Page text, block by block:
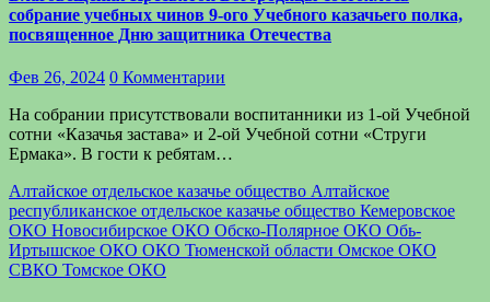
собрание учебных чинов 9-ого Учебного казачьего полка,
посвященное Дню защитника Отечества
Фев 26, 2024 0 Комментарии
На собрании присутствовали воспитанники из 1-ой Учебной
сотни «Казачья застава» и 2-ой Учебной сотни «Струги
Ермака». В гости к ребятам…
Алтайское отдельское казачье общество Алтайское
республиканское отдельское казачье общество Кемеровское
ОКО Новосибирское ОКО Обско-Полярное ОКО Обь-
Иртышское ОКО ОКО Тюменской области Омское ОКО
СВКО Томское ОКО